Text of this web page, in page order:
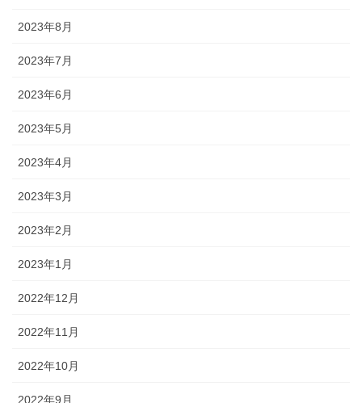
2023年8月
2023年7月
2023年6月
2023年5月
2023年4月
2023年3月
2023年2月
2023年1月
2022年12月
2022年11月
2022年10月
2022年9月